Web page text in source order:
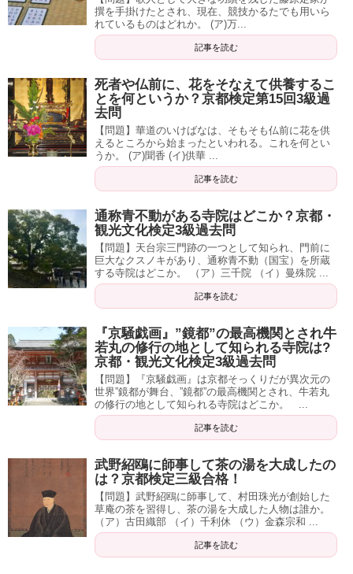
撰を手掛けたとされ、現在、競技かるたでも用いら
れているものはどれか。 (ア)万...
記事を読む
死者や仏前に、花をそなえて供養するこ
とを何というか？京都検定第15回3級過
去問
【問題】華道のいけばなは、そもそも仏前に花を供
えるところから始まったといわれる。これを何とい
うか。 (ア)聞香 (イ)供華 ...
記事を読む
通称青不動がある寺院はどこか？京都・
観光文化検定3級過去問
【問題】天台宗三門跡の一つとして知られ、門前に
巨大なクスノキがあり、通称青不動（国宝）を所蔵
する寺院はどこか。 （ア）三千院 （イ）曼殊院 ...
記事を読む
『京騒戯画』”鏡都”の最高機関とされ牛
若丸の修行の地として知られる寺院は?
京都・観光文化検定3級過去問
【問題】『京騒戯画』は京都そっくりだが異次元の
世界”鏡都が舞台、”鏡都”の最高機関とされ、牛若丸
の修行の地として知られる寺院はどこか。 ...
記事を読む
武野紹鴎に師事して茶の湯を大成したの
は？京都検定三級合格！
【問題】武野紹鴎に師事して、村田珠光が創始した
草庵の茶を習得し、茶の湯を大成した人物は誰か。
（ア）古田織部 （イ）千利休 （ウ）金森宗和 ...
記事を読む